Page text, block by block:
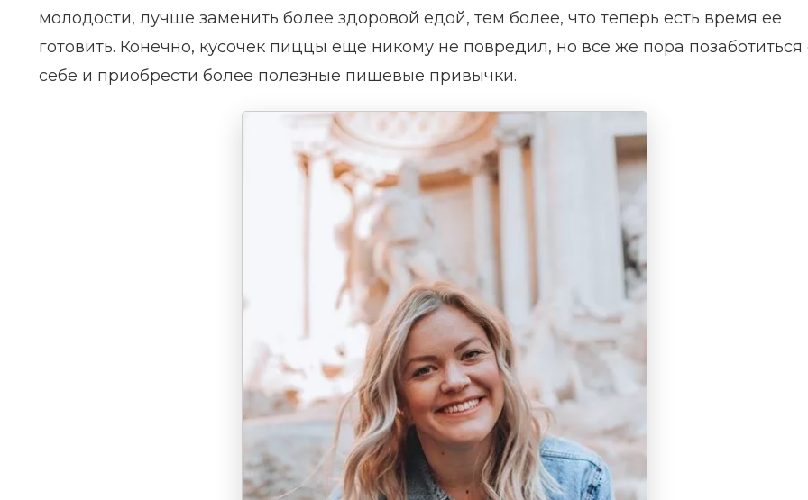
молодости, лучше заменить более здоровой едой, тем более, что теперь есть время ее
готовить. Конечно, кусочек пиццы еще никому не повредил, но все же пора позаботиться
себе и приобрести более полезные пищевые привычки.